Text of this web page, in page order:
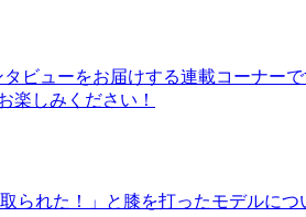
ューをお届けする連載コーナー
楽しみください！
れた！」と膝を打ったモデルにつ